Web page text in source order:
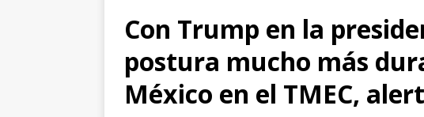
[ 7 agosto, 2026 ] Investigan empacadora
salmonella
LOCAL
[ 7 agosto, 2026 ]
Algo que vale la pena
Instalan en
Con Trump en la
postura mucho más
México en el TMEC,